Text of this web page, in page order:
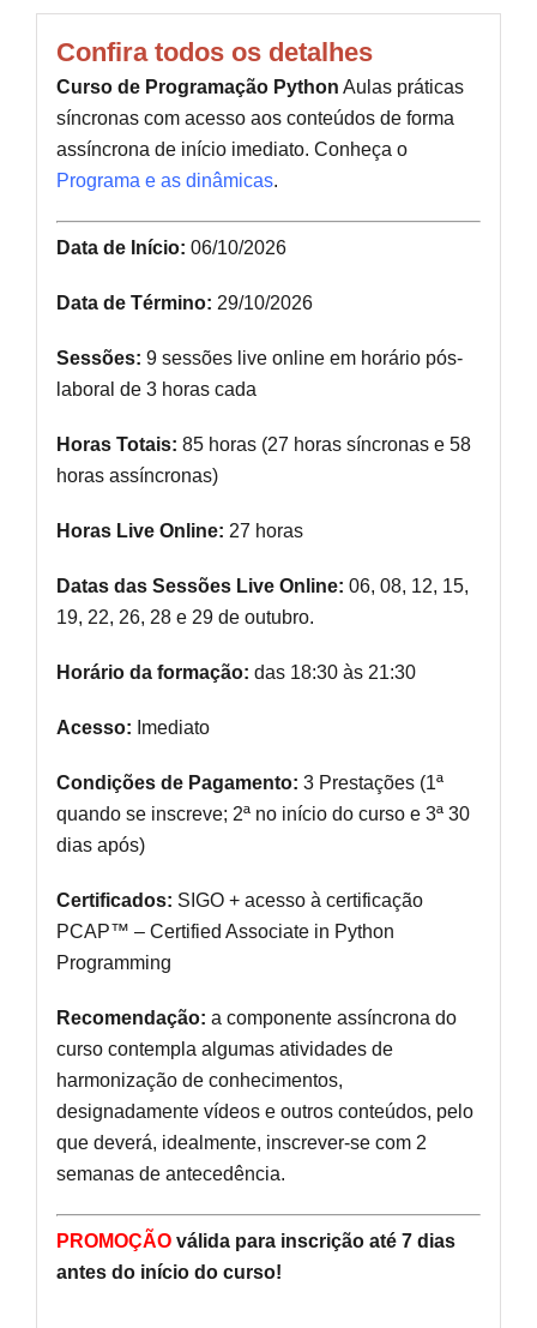
Confira todos os detalhes
Curso de Programação Python Aulas práticas
síncronas com acesso aos conteúdos de forma
assíncrona de início imediato. Conheça o
Programa e as dinâmicas.
Data de Início: 06/10/2026
Data de Término: 29/10/2026
Sessões: 9 sessões live online em horário pós-
laboral de 3 horas cada
Horas Totais: 85 horas (27 horas síncronas e 58
horas assíncronas)
Horas Live Online: 27 horas
Datas das Sessões Live Online: 06, 08, 12, 15,
19, 22, 26, 28 e 29 de outubro.
Horário da formação: das 18:30 às 21:30
Acesso: Imediato
Condições de Pagamento: 3 Prestações (1ª
quando se inscreve; 2ª no início do curso e 3ª 30
dias após)
Certificados: SIGO + acesso à certificação
PCAP™ – Certified Associate in Python
Programming
Recomendação: a componente assíncrona do
curso contempla algumas atividades de
harmonização de conhecimentos,
designadamente vídeos e outros conteúdos, pelo
que deverá, idealmente, inscrever-se com 2
semanas de antecedência.
PROMOÇÃOválida para inscrição até 7 dias
antes do início do curso!